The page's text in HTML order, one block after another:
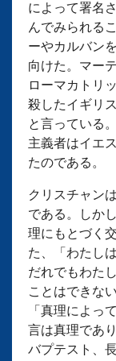
によって署名
んでみられる
ーやカルバン
向けた。マー
ローマカトリ
殺したイギリ
と言っている。
主義者はイエ
たのである。
クリスチャン
である。しか
理にもとづく
た、「わたし
だれでもわた
ことはできな
「真理によっ
言は真理であ
バプテスト、